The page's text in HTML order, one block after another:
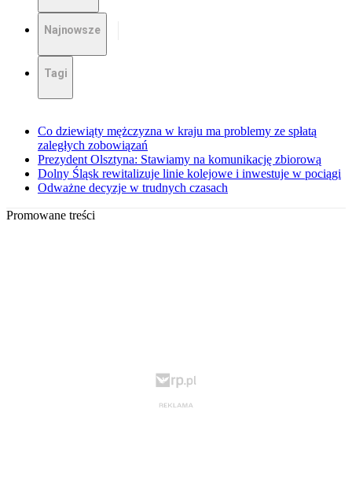
Najnowsze
Tagi
Co dziewiąty mężczyzna w kraju ma problemy ze spłatą
zaległych zobowiązań
Prezydent Olsztyna: Stawiamy na komunikację zbiorową
Dolny Śląsk rewitalizuje linie kolejowe i inwestuje w pociągi
Odważne decyzje w trudnych czasach
Promowane treści